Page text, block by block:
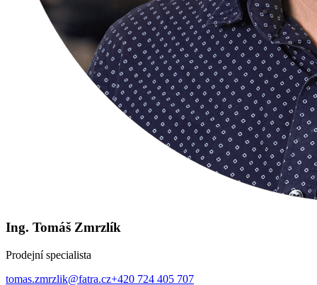
Ing. Tomáš Zmrzlík
Prodejní specialista
tomas.zmrzlik@fatra.cz+420 724 405 707